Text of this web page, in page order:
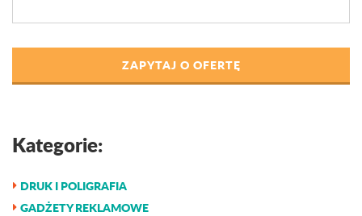
ZAPYTAJ O OFERTĘ
Kategorie:
DRUK I POLIGRAFIA
GADŻETY REKLAMOWE